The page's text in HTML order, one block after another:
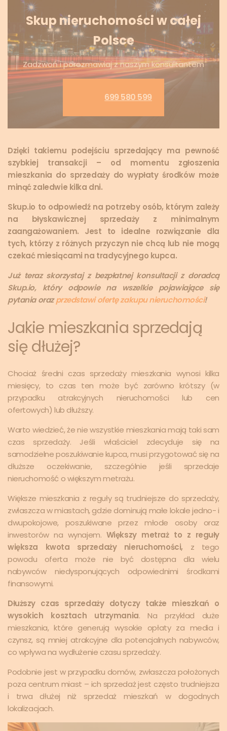
Skup nieruchomości w całej
Polsce
Zadzwoń i porozmawiaj z naszym konsultantem
699 580 599
Dzięki takiemu podejściu sprzedający ma pewność
szybkiej transakcji – od momentu zgłoszenia
mieszkania do sprzedaży do wypłaty środków może
minąć zaledwie kilka dni.
Skup.io to odpowiedź na potrzeby osób, którym zależy
na błyskawicznej sprzedaży z minimalnym
zaangażowaniem. Jest to idealne rozwiązanie dla
tych, którzy z różnych przyczyn nie chcą lub nie mogą
czekać miesiącami na tradycyjnego kupca.
Już teraz skorzystaj z bezpłatnej konsultacji z doradcą
Skup.io, który odpowie na wszelkie pojawiające się
pytania orazprzedstawi ofertę zakupu nieruchomości!
Jakie mieszkania sprzedają
się dłużej?
Chociaż średni czas sprzedaży mieszkania wynosi kilka
miesięcy, to czas ten może być zarówno krótszy (w
przypadku atrakcyjnych nieruchomości lub cen
ofertowych) lub dłuższy.
Warto wiedzieć, że nie wszystkie mieszkania mają taki sam
czas sprzedaży. Jeśli właściciel zdecyduje się na
samodzielne poszukiwanie kupca, musi przygotować się na
dłuższe oczekiwanie, szczególnie jeśli sprzedaje
nieruchomość o większym metrażu.
Większe mieszkania z reguły są trudniejsze do sprzedaży,
zwłaszcza w miastach, gdzie dominują małe lokale jedno- i
dwupokojowe, poszukiwane przez młode osoby oraz
inwestorów na wynajem. Większy metraż to z reguły
większa kwota sprzedaży nieruchomości, z tego
powodu oferta może nie być dostępna dla wielu
nabywców niedysponujących odpowiednimi środkami
finansowymi.
Dłuższy czas sprzedaży dotyczy także mieszkań o
wysokich kosztach utrzymania. Na przykład duże
mieszkania, które generują wysokie opłaty za media i
czynsz, są mniej atrakcyjne dla potencjalnych nabywców,
co wpływa na wydłużenie czasu sprzedaży.
Podobnie jest w przypadku domów, zwłaszcza położonych
poza centrum miast – ich sprzedaż jest często trudniejsza
i trwa dłużej niż sprzedaż mieszkań w dogodnych
lokalizacjach.